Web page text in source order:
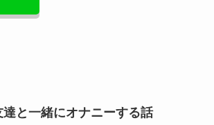
達と一緒にオナニーする話